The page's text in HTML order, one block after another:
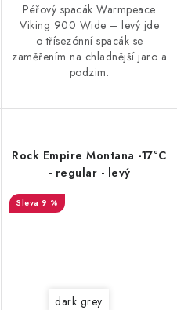
Péřový spacák Warmpeace
Viking 900 Wide – levý jde
o třísezónní spacák se
zaměřením na chladnější jaro a
podzim.
Rock Empire Montana -17°C
- regular - levý
9 %
dark grey